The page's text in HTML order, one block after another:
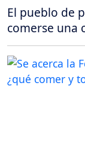
El pueblo de
comerse una